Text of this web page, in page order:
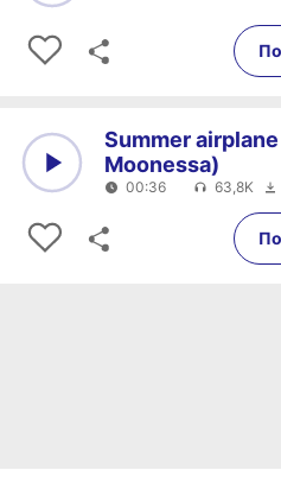
00:30
00:36
Summer
Moonessa)
00:36 63,8K